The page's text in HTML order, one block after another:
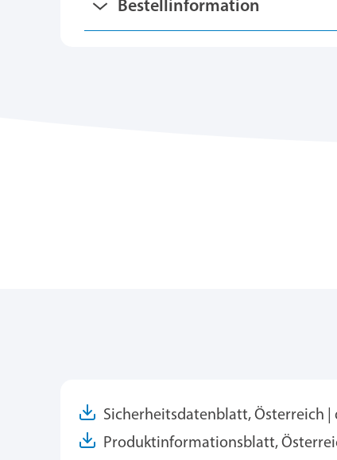
Bestellinformation
Sicherheitsdatenblatt, Österreich |
Produktinformationsblatt,